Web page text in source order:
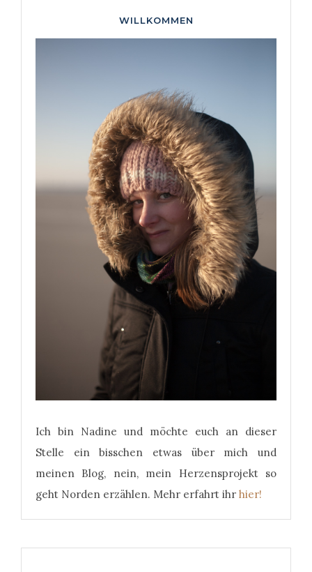
WILLKOMMEN
Ich bin Nadine und möchte euch an dieser
Stelle ein bisschen etwas über mich und
meinen Blog, nein, mein Herzensprojekt so
geht Norden erzählen. Mehr erfahrt ihr hier!